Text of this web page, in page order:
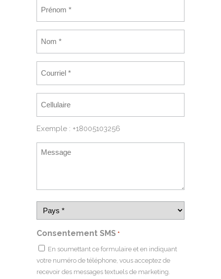
Exemple : +18005103256
Consentement SMS *
En soumettant ce formulaire et en indiquant
votre numéro de téléphone, vous acceptez de
recevoir des messages textuels de marketing.